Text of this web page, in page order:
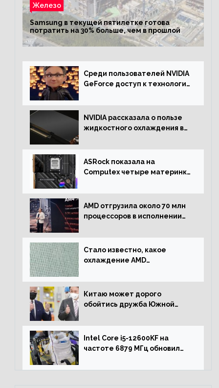
Железо
Samsung в текущей пятилетке готова
потратить на 30% больше, чем в прошлой
Среди пользователей NVIDIA
GeForce доступ к технологии
NVIDIA рассказала о пользе
жидкостного охлаждения в
ASRock показала на
Computex четыре материнки
включая модели Taichi
AMD отгрузила около 70 млн
процессоров в исполнении
Стало известно, какое
охлаждение AMD
процессора Ryzen 7000 до 5.5
ГГц
Китаю может дорого
обойтись дружба Южной
Intel Core i5-12600KF на
частоте 6879 МГц обновил